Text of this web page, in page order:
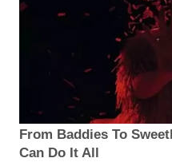
From Baddies To
Can Do It All